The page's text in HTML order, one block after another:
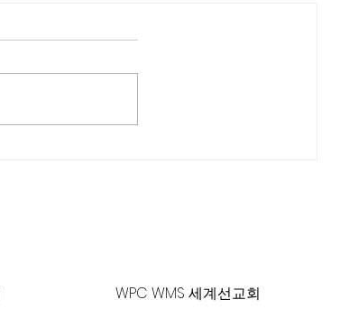
“거리끼는 양심의 가책이 일어날
WPC WMS 세계선교회